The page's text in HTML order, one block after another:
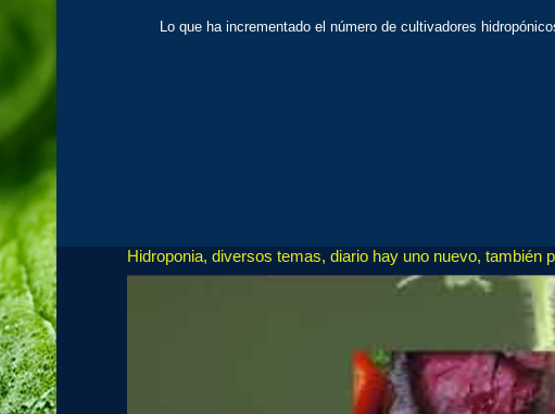
Lo que ha incrementado el número de cultivadores
Hidroponia, diversos temas, diario hay uno nuevo, también